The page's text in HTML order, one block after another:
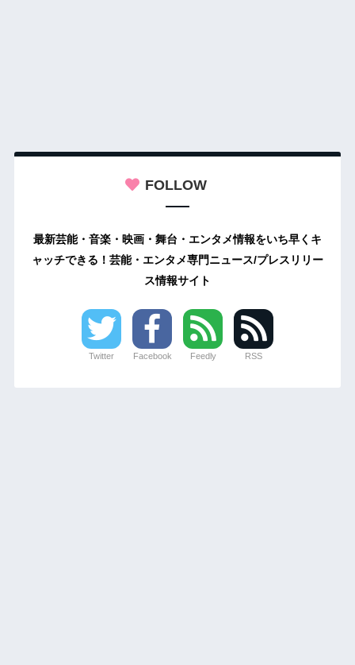
FOLLOW
最新芸能・音楽・映画・舞台・エンタメ情報をいち早くキ
ャッチできる！芸能・エンタメ専門ニュース/プレスリリー
ス情報サイト
Twitter Facebook Feedly RSS